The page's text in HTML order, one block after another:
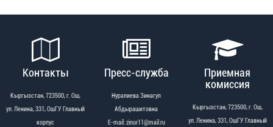
Контакты
Кыргызстан, 723500, г. Ош,
ул. Ленина, 331, ОшГУ Главный
корпус
Пресс-служба
Нуралиева Зинагул
Абдырашитовна
Е-mail: zinur11@mail.ru
Приемная
комиссия
Кыргызстан, 723500, г. Ош,
ул. Ленина, 331, ОшГУ Главный